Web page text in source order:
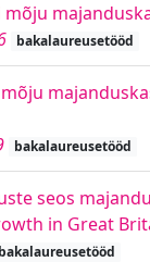
bakalaureusetööd
bakalaureusetööd
seos
in Great
bakalaureusetööd